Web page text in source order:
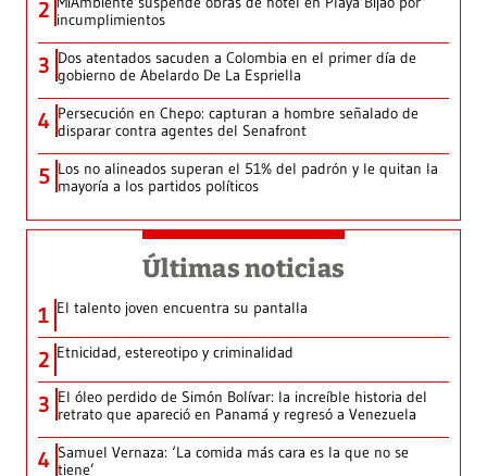
2 incumplimientos
3 Dos atentados sacuden a Colombia en el primer día de
gobierno de Abelardo De La Espriella
4 Persecución en Chepo: capturan a hombre señalado de
disparar contra agentes del Senafront
5 Los no alineados superan el 51% del padrón y le quitan la
mayoría a los partidos políticos
Últimas noticias
1 El talento joven encuentra su pantalla​
2 Etnicidad, estereotipo y criminalidad
3 El óleo perdido de Simón Bolívar: la increíble historia del
retrato que apareció en Panamá y regresó a Venezuela
4 Samuel Vernaza: ‘La comida más cara es la que no se
tiene’